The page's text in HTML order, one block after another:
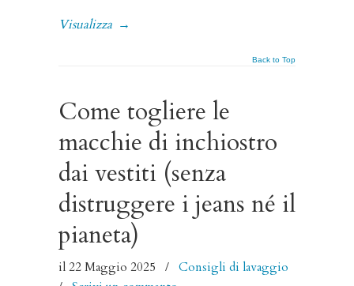
Visualizza →
Back to Top
Come togliere le
macchie di inchiostro
dai vestiti (senza
distruggere i jeans né il
pianeta)
il 22 Maggio 2025 / Consigli di lavaggio